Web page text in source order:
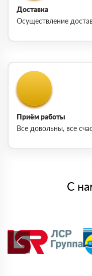
Доставка
Осуществление
Приём работы
Все довольны, все
С